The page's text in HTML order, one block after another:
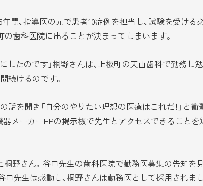
、指導医の元で患者10症例を担当し、試験を受ける
歯科医院に出ることが決まってしまいます。
たのです」桐野さんは、上板町の天山歯科で勤務し
続けるのです。
を聞き「自分のやりたい理想の医療はこれだ！」と衝
メーカーHPの掲示板で先生とアクセスできることを
野さん。谷口先生の歯科医院で勤務医募集の告知を
先生は感動し、桐野さんは勤務医として採用されま